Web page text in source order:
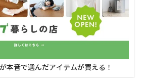
本音で選んだアイテムが買える！